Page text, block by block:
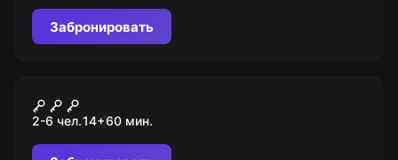
Забронировать
Вий
2-6 чел.14+60 мин.